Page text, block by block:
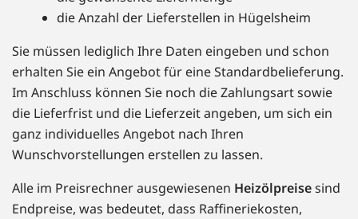
die Anzahl der Lieferstellen in Hügelsheim
Sie müssen lediglich Ihre Daten eingeben und schon
erhalten Sie ein Angebot für eine Standardbelieferung.
Im Anschluss können Sie noch die Zahlungsart sowie
die Lieferfrist und die Lieferzeit angeben, um sich ein
ganz individuelles Angebot nach Ihren
Wunschvorstellungen erstellen zu lassen.
Alle im Preisrechner ausgewiesenen Heizölpreisesind
Endpreise, was bedeutet, dass Raffineriekosten,